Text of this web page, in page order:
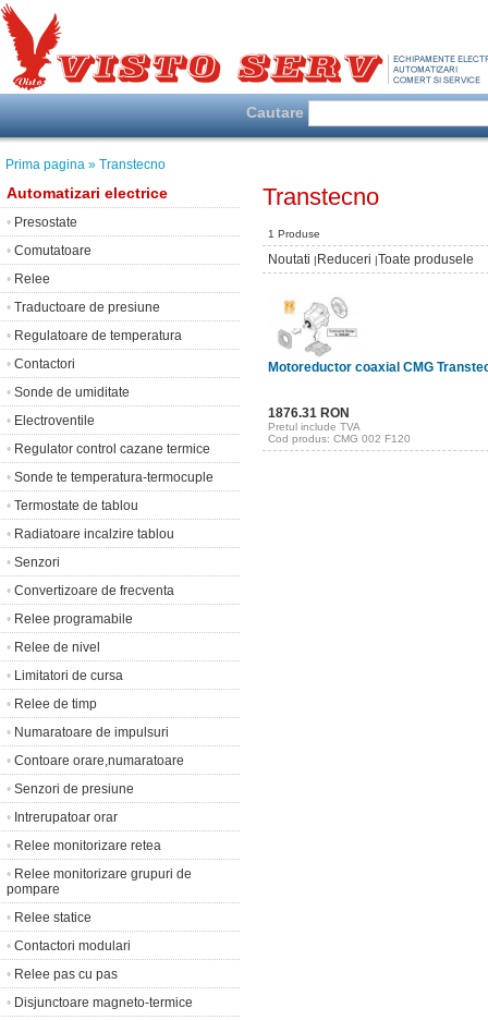
Cautare
Prima pagina » Transtecno
Automatizari electrice
• Presostate
• Comutatoare
• Relee
• Traductoare de presiune
• Regulatoare de temperatura
• Contactori
• Sonde de umiditate
• Electroventile
• Regulator control cazane termice
• Sonde te temperatura-termocuple
• Termostate de tablou
• Radiatoare incalzire tablou
• Senzori
• Convertizoare de frecventa
• Relee programabile
• Relee de nivel
• Limitatori de cursa
• Relee de timp
• Numaratoare de impulsuri
• Contoare orare,numaratoare
• Senzori de presiune
• Intrerupatoar orar
• Relee monitorizare retea
• Relee monitorizare grupuri de
pompare
• Relee statice
• Contactori modulari
• Relee pas cu pas
• Disjunctoare magneto-termice
Transtecno
1 Produse
Noutati | Reduceri |Toate produsele
Motoreductor coaxial CMG
1876.31 RON
Pretul include TVA
Cod produs: CMG 002 F120